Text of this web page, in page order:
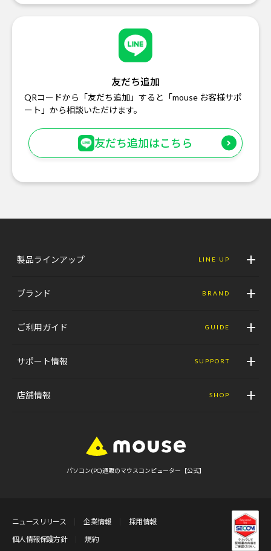
友だち追加
QRコードから「友だち追加」すると「mouse お客様サポ
ート」から相談いただけます。
友だち追加はこちら
製品ラインアップ LINE UP
ブランド BRAND
ご利用ガイド GUIDE
サポート情報 SUPPORT
店舗情報 SHOP
パソコン(PC)通販のマウスコンピューター【公式】
ニュースリリース 企業情報
採用情報
個人情報保護方針
規約